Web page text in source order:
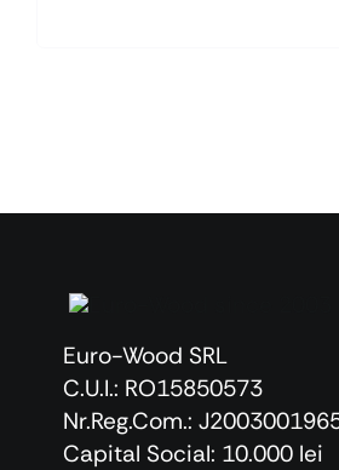
Euro-Wood SRL
C.U.I.: RO15850573
Nr.Reg.Com.:
Capital Social: 10.000 lei